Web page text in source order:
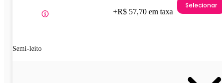
Semi-leito
+R$ 57,70 em taxa
Selecionar